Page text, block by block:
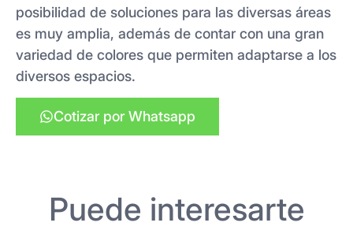
posibilidad de soluciones para las diversas áreas
es muy amplia, además de contar con una gran
variedad de colores que permiten adaptarse a los
diversos espacios.
Cotizar por Whatsapp
Puede interesarte